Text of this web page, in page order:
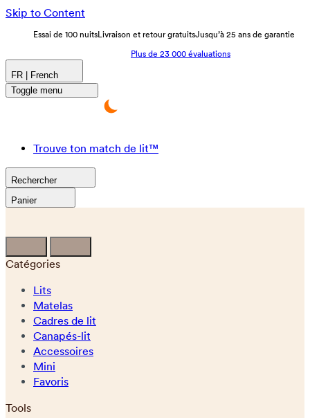
Skip to Content
Essai de 100 nuitsLivraison et retour gratuitsJusqu’à 25 ans de garantie
Plus de 23 000 évaluations
FR | French
Toggle menu
Trouve ton match de lit™
Rechercher
Panier
Catégories
Lits
Matelas
Cadres de lit
Canapés-lit
Accessoires
Mini
Favoris
Tools